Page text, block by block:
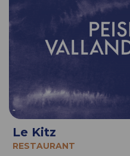
Le Kitz
RESTAURANT